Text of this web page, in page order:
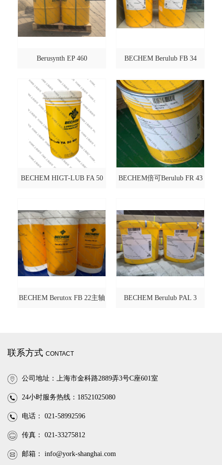
Berusynth EP 460 BECHEM Berulub FB 34
BECHEM HIGT-LUB FA 50 BECHEM倍可Berulub FR 43
BECHEM Berutox FB 22主轴 BECHEM Berulub PAL 3
联系方式 CONTACT
公司地址：上海市金科路2889弄3号C座601室
24小时服务热线：18521025080
电话： 021-58992596
传真： 021-33275812
邮箱： info@york-shanghai.com